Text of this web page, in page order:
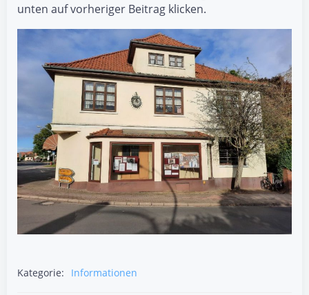
unten auf vorheriger Beitrag klicken.
Kategorie: Informationen